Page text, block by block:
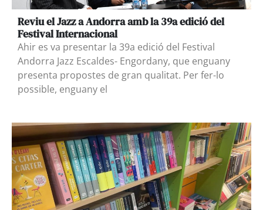
Reviu el Jazz a Andorra amb la 39a edició del
Festival Internacional
Ahir es va presentar la 39a edició del Festival
Andorra Jazz Escaldes- Engordany, que enguany
presenta propostes de gran qualitat. Per fer-lo
possible, enguany el